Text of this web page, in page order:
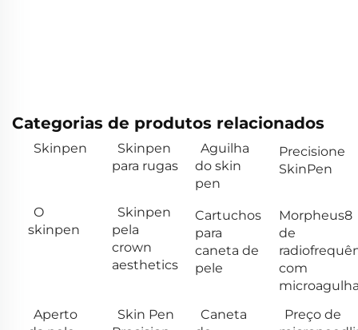
Categorias de produtos relacionados
Skinpen
Skinpen
para rugas
Aguilha
do skin
pen
Precisione
SkinPen
O
skinpen
Skinpen
pela
crown
aesthetics
Cartuchos
para
caneta de
pele
Morpheus8
de
com
Aperto
Skin Pen
Caneta
Preço de